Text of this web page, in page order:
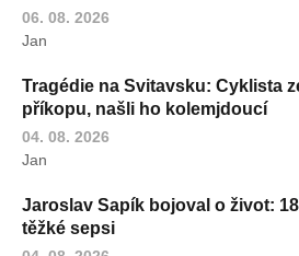
06. 08. 2026
Jan
Tragédie na Svitavsku: Cyklista
příkopu, našli ho kolemjdoucí
04. 08. 2026
Jan
Jaroslav Sapík bojoval o život:
těžké sepsi